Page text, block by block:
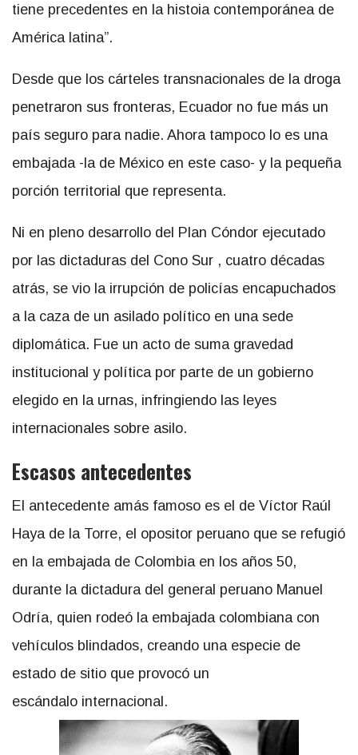
tiene precedentes en la histoia contemporánea de
América latina”.
Desde que los cárteles transnacionales de la droga
penetraron sus fronteras, Ecuador no fue más un
país seguro para nadie. Ahora tampoco lo es una
embajada -la de México en este caso- y la pequeña
porción territorial que representa.
Ni en pleno desarrollo del Plan Cóndor ejecutado
por las dictaduras del Cono Sur , cuatro décadas
atrás, se vio la irrupción de policías encapuchados
a la caza de un asilado político en una sede
diplomática. Fue un acto de suma gravedad
institucional y política por parte de un gobierno
elegido en la urnas, infringiendo las leyes
internacionales sobre asilo.
Escasos antecedentes
El antecedente amás famoso es el de Víctor Raúl
Haya de la Torre, el opositor peruano que se refugió
en la embajada de Colombia en los años 50,
durante la dictadura del general peruano Manuel
Odría, quien rodeó la embajada colombiana con
vehículos blindados, creando una especie de
estado de sitio que provocó un
escándalo internacional.